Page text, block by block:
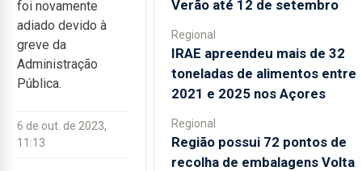
foi novamente
adiado devido à
greve da
Administração
Pública.
6 de out. de 2023,
11:13
Verão até 12 de setembro
Regional
IRAE apreendeu mais de 32
toneladas de alimentos entre
2021 e 2025 nos Açores
Regional
Região possui 72 pontos de
recolha de embalagens Volta